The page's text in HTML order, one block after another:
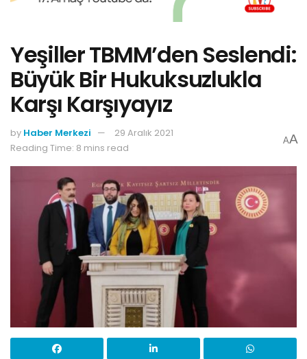
Yeşiller TBMM’den Seslendi:
Büyük Bir Hukuksuzlukla
Karşı Karşıyayız
by Haber Merkezi
29 Aralık 2021
Reading Time: 8 mins read
AA